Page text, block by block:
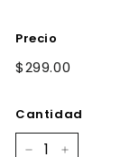
Precio
Precio
$299.00
Cantidad